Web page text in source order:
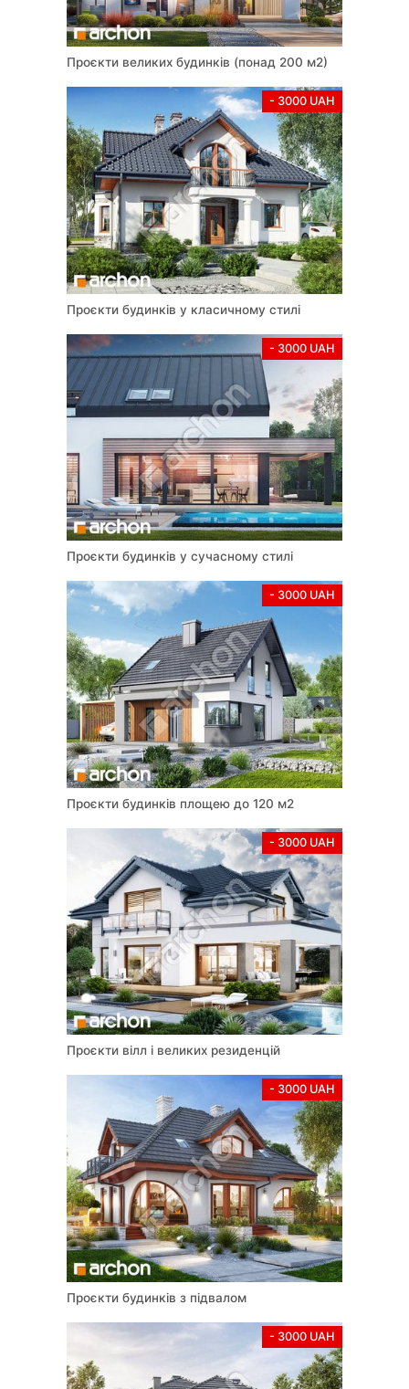
Проєкти великих будинків (понад 200 м2)
- 3000 UAH
Проєкти будинків у класичному стилі
- 3000 UAH
Проєкти будинків у сучасному стилі
- 3000 UAH
Проєкти будинків площею до 120 м2
- 3000 UAH
Проєкти вілл і великих резиденцій
- 3000 UAH
Проєкти будинків з підвалом
- 3000 UAH